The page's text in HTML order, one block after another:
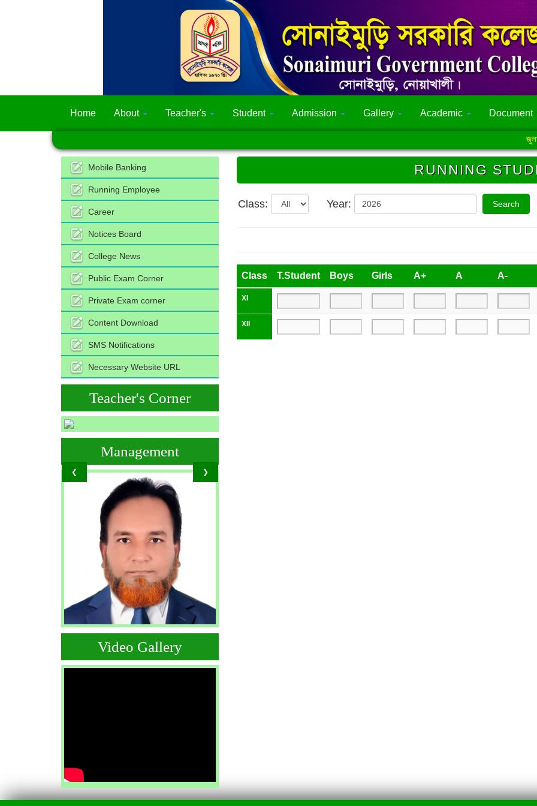
Home About Teacher's Student Admission Gallery Academic Document
জুলাই
Mobile Banking
Running Employee
Career
Notices Board
College News
Public Exam Corner
Private Exam corner
Content Download
SMS Notifications
Necessary Website URL
Teacher's Corner
❮ ❯
Management
Video Gallery
RUNNING
Class: Year:
Class T.Student Boys Girls A+ A A-
XI
XII